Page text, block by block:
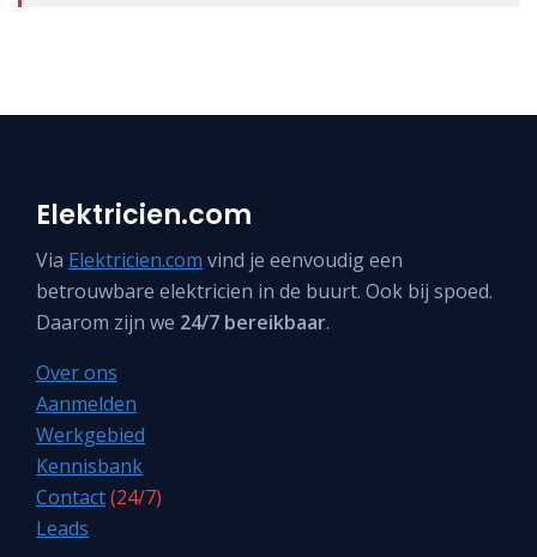
Elektricien.com
Via Elektricien.com vind je eenvoudig een
betrouwbare elektricien in de buurt. Ook bij spoed.
Daarom zijn we 24/7 bereikbaar.
Over ons
Aanmelden
Werkgebied
Kennisbank
Contact(24/7)
Leads